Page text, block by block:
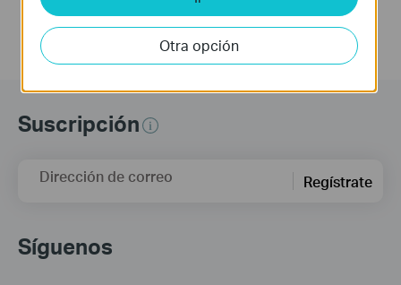
Suscripción
Dirección de correo Regístrate
Síguenos
Otra opción